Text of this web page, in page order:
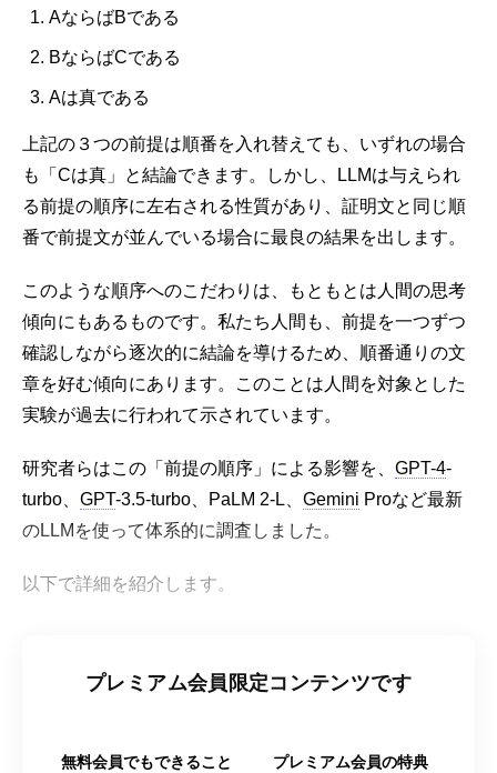
AならばBである
BならばCである
Aは真である
上記の３つの前提は順番を入れ替えても、いずれの場合
も「Cは真」と結論できます。しかし、LLMは与えられ
る前提の順序に左右される性質があり、証明文と同じ順
番で前提文が並んでいる場合に最良の結果を出します。
このような順序へのこだわりは、もともとは人間の思考
傾向にもあるものです。私たち人間も、前提を一つずつ
確認しながら逐次的に結論を導けるため、順番通りの文
章を好む傾向にあります。このことは人間を対象とした
実験が過去に行われて示されています。
研究者らはこの「前提の順序」による影響を、 GPT-4-
turbo、 GPT-3.5-turbo、PaLM 2-L、 Gemini Proなど最新
のLLMを使って体系的に調査しました。
以下で詳細を紹介します。
プレミアム会員限定コンテンツです
無料会員でもできること プレミアム会員の特典